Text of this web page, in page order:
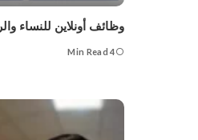
وظائف أونلاين للنساء
4 Min Read